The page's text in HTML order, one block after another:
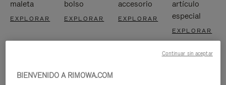
maleta
EXPLORAR
bolso
EXPLORAR
accesorio
EXPLORAR
artículo
especial
EXPLORAR
BIENVENIDO A RIMOWA.COM
Continuar sin aceptar